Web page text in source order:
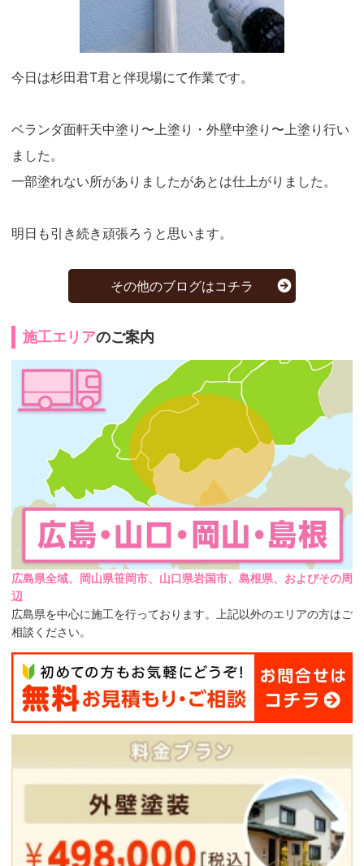
今日は杉田君T君と伴現場にて作業です。
ベランダ面軒天中塗り〜上塗り・外壁中塗り〜上塗り行い
ました。
一部塗れない所がありましたがあとは仕上がりました。
明日も引き続き頑張ろうと思います。
その他のブログはコチラ
施工エリアのご案内
広島県全域、岡山県笹岡市、山口県岩国市、島根県、およびその周
辺
広島県を中心に施工を行っております。上記以外のエリアの方はご
相談ください。